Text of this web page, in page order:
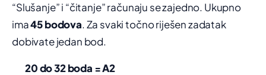
“Slušanje” i “čitanje” računaju se zajedno. Ukupno
ima45 bodova. Za svaki točno riješen zadatak
dobivate jedan bod.
20 do 32 boda = A2